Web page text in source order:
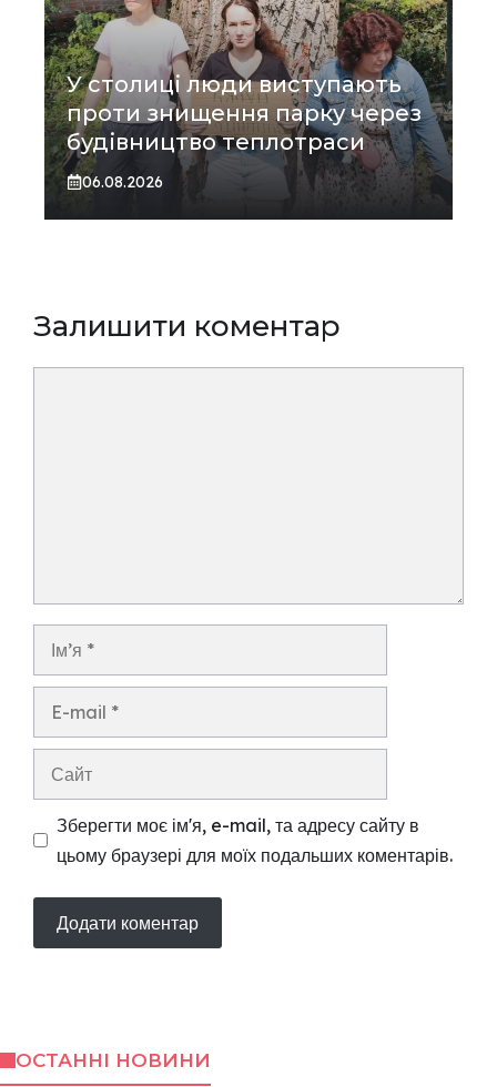
У столиці люди виступають
проти знищення парку через
будівництво теплотраси
06.08.2026
Залишити коментар
Зберегти моє ім'я, e-mail, та адресу сайту в
цьому браузері для моїх подальших коментарів.
ОСТАННІ НОВИНИ